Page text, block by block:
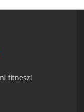
fitnesz!